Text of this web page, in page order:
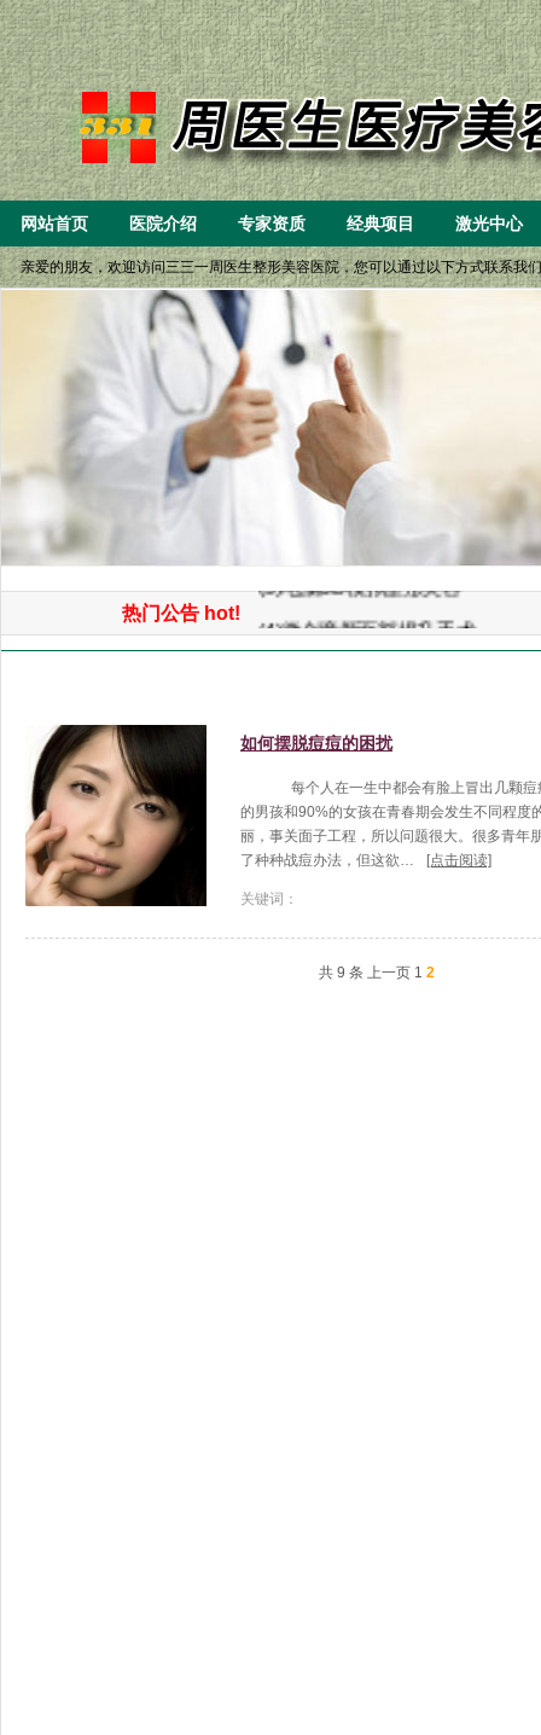
网站首页 医院介绍 专家资质 经典项目 激光中心
亲爱的朋友，欢迎访问三三一周医生整形美容医院，您可以通过以下方式联系
热门公告 hot!
(6）微创重睑（双眼皮）小眼开
(5)电脑3D模拟整形美容
(3)3D鼻综合整形手术
(1)免开刀光波汽化除皱术
如何摆脱痘痘的困扰
每个人在一生中都会有脸上冒出几颗痘
的男孩和90%的女孩在青春期会发生不同程度
丽，事关面子工程，所以问题很大。很多青年
了种种战痘办法，但这欲…
[点击阅读]
关键词：
共 9 条上一页 1 2